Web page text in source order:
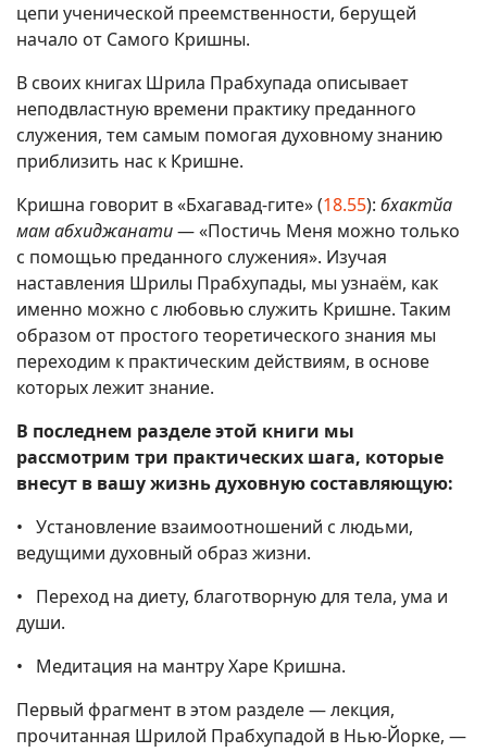
цепи ученической преемственности, берущей
начало от Самого Кришны.
В своих книгах Шрила Прабхупада описывает
неподвластную времени практику преданного
служения, тем самым помогая духовному знанию
приблизить нас к Кришне.
Кришна говорит в «Бхагавад-гите» (18.55): бхактйа
мам абхиджанати— «Постичь Меня можно только
с помощью преданного служения». Изучая
наставления Шрилы Прабхупады, мы узнаём, как
именно можно с любовью служить Кришне. Таким
образом от простого теоретического знания мы
переходим к практическим действиям, в основе
которых лежит знание.
В последнем разделе этой книги мы
рассмотрим три практических шага, которые
внесут в вашу жизнь духовную составляющую:
• Установление взаимоотношений с людьми,
ведущими духовный образ жизни.
• Переход на диету, благотворную для тела, ума и
души.
• Медитация на мантру Харе Кришна.
Первый фрагмент в этом разделе — лекция,
прочитанная Шрилой Прабхупадой в Нью-Йорке, —